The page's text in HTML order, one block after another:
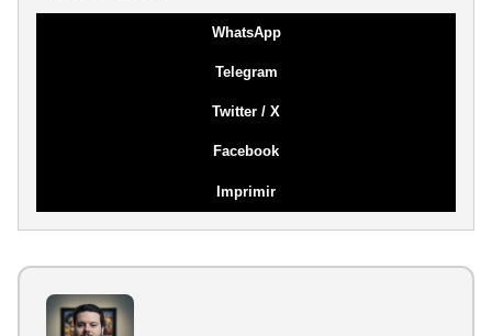
WhatsApp
Telegram
Twitter / X
Facebook
Imprimir